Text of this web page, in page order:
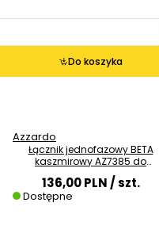
Do koszyka
Azzardo
Łącznik jednofazowy BETA
kaszmirowy AZ7385 do
szynoprzewodów
136,00 PLN/ szt.
Dostępne